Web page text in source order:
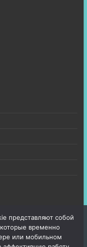
представляют собой
временно
или мобильном